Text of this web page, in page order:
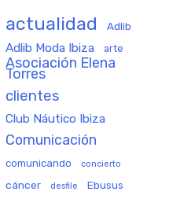
actualidad Adlib
Adlib Moda Ibiza arte
Asociación Elena
Torres
clientes
Club Náutico Ibiza
Comunicación
comunicando concierto
cáncer desfile Ebusus